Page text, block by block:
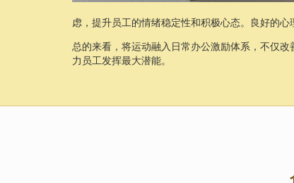
虑，提升员工的情绪稳定性和积极心态。良好的
总的来看，将运动融入日常办公激励体系，不仅
力员工发挥最大潜能。